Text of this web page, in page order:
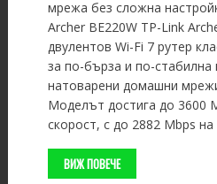
мрежа без сложна
Archer BE220W TP-Link
двулентов Wi-Fi 7 рутер
за по-бърза и по-стабилна
натоварени домашни
Моделът достига до 3600
скорост, с до 2882 Mbps
ВИЖ ПОВЕЧЕ